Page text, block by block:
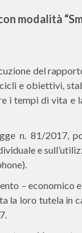
modalità
del
e obiettivi,
i tempi di vita e
n. 81/2017,
e
– economico
la loro tutela in